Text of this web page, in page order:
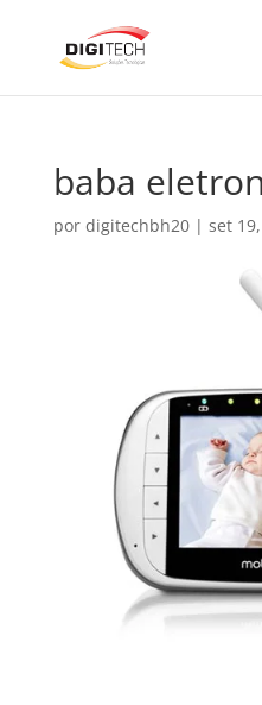
baba
por digitechbh20| set